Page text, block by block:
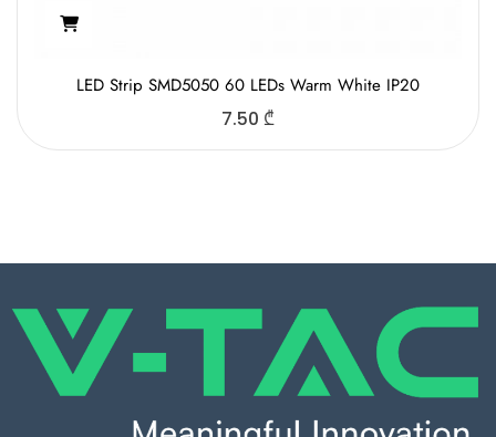
LED Strip SMD5050 60 LEDs Warm White IP20
7.50 ₾